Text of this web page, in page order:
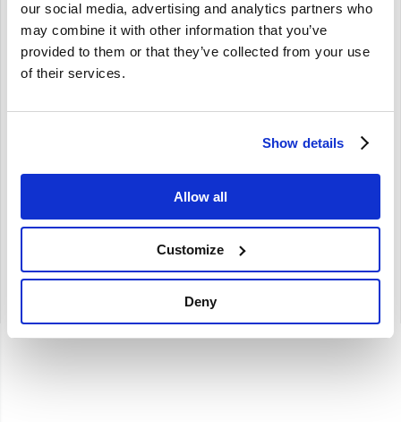
our social media, advertising and analytics partners who
may combine it with other information that you’ve
provided to them or that they’ve collected from your use
of their services.
Show details
Allow all
Customize
Deny
€37,25
Artikelnummer: 8642660